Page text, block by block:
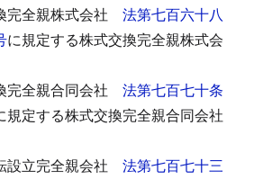
完全親株式会社
法第七百六十八
に規定する株式交換完全親株式会
完全親合同会社
法第七百七十条
規定する株式交換完全親合同会社
設立完全親会社
法第七百七十三